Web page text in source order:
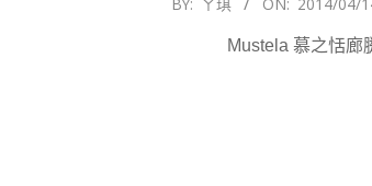
Mustela 慕之恬廊